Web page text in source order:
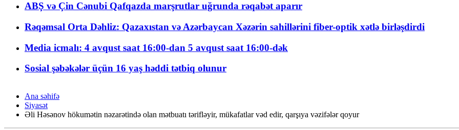
ABŞ və Çin Cənubi Qafqazda marşrutlar uğrunda rəqabət aparır
Rəqəmsal Orta Dəhliz: Qazaxıstan və Azərbaycan Xəzərin sahillərini fiber-optik xətlə birləşdirdi
Media icmalı: 4 avqust saat 16:00-dan 5 avqust saat 16:00-dək
Sosial şəbəkələr üçün 16 yaş həddi tətbiq olunur
Ana səhifə
Siyasət
Əli Həsənov hökumətin nəzarətində olan mətbuatı tərifləyir, mükafatlar vəd edir, qarşıya vəzifələr qoyur